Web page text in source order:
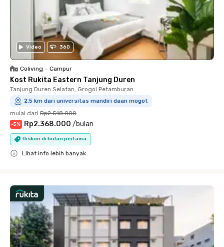
Video 360
Coliving • Campur
Kost Rukita Eastern Tanjung Duren
Tanjung Duren Selatan, Grogol Petamburan
2.5 km dari universitas mandiri daan mogot
mulai dari Rp2.518.000
-5% Rp2.368.000 /bulan
Diskon di bulan pertama
Lihat info lebih banyak